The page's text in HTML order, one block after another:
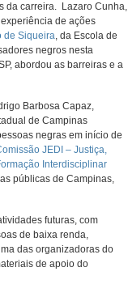
da carreira. Lazaro Cunha,
de ações
de Siqueira, da Escola de
negros nesta
abordou as barreiras e a
Barbosa Capaz,
de Campinas
negras em início de
JEDI – Justiça,
Interdisciplinar
públicas de Campinas,
futuras, com
de baixa renda,
das organizadoras do
de apoio do